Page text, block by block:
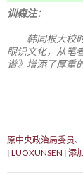
训森注：
韩同根大校
眼识文化，从笔
谱》增添了厚重
原中央政治局委员
LUOXUNSEN 添